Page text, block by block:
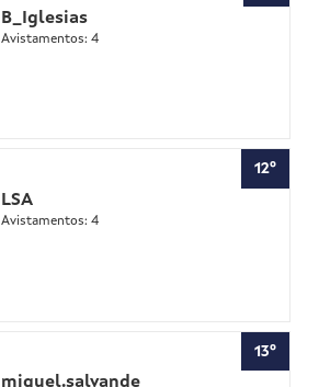
B_Iglesias
Avistamentos: 4
12º
LSA
Avistamentos: 4
13º
miguel.salvande